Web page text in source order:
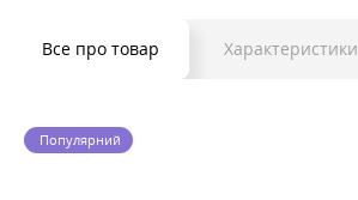
Все про товар Характеристики
Популярний